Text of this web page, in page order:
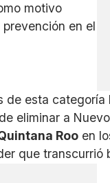
de esta
eliminar a
Roo en
que transcurrió